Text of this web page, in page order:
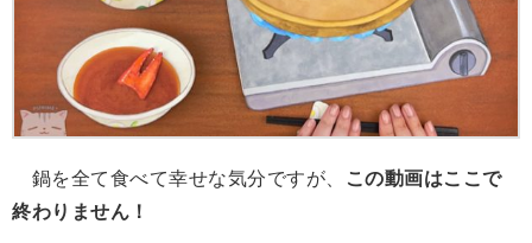
鍋を全て食べて幸せな気分ですが、
この動画はここで
終わりません！